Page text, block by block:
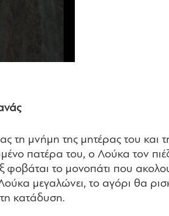
τη μνήμη της μητέρας του και
πατέρα του, ο Λούκα τον
φοβάται το μονοπάτι που
μεγαλώνει, το αγόρι θα
κατάδυση.